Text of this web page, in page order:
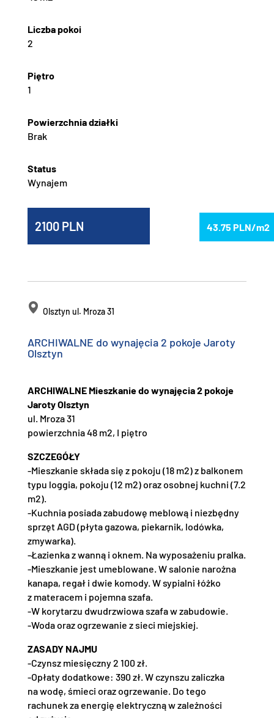
2
1
Brak
Wynajem
2100 43.75
Olsztyn ul. Mroza 31
ARCHIWALNE do wynajęcia 2 pokoje Jaroty
Olsztyn
ARCHIWALNE Mieszkanie do wynajęcia 2 pokoje
Jaroty Olsztyn
ul. Mroza 31
powierzchnia 48 m2, I piętro
SZCZEGÓŁY
-Mieszkanie składa się z pokoju (18 m2) z balkonem
typu loggia, pokoju (12 m2) oraz osobnej kuchni (7.2
m2).
-Kuchnia posiada zabudowę meblową i niezbędny
sprzęt AGD (płyta gazowa, piekarnik, lodówka,
zmywarka).
-Łazienka z wanną i oknem. Na wyposażeniu pralka.
-Mieszkanie jest umeblowane. W salonie narożna
kanapa, regał i dwie komody. W sypialni łóżko
z materacem i pojemna szafa.
-W korytarzu dwudrzwiowa szafa w zabudowie.
-Woda oraz ogrzewanie z sieci miejskiej.
ZASADY NAJMU
-Czynsz miesięczny 2 100 zł.
-Opłaty dodatkowe: 390 zł. W czynszu zaliczka
na wodę, śmieci oraz ogrzewanie. Do tego
rachunek za energię elektryczną w zależności